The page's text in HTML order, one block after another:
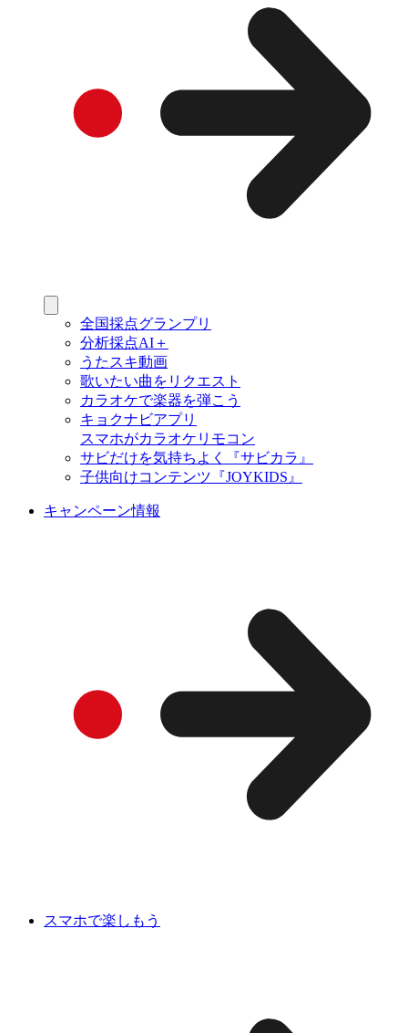
全国採点グランプリ
分析採点AI＋
うたスキ動画
歌いたい曲をリクエスト
カラオケで楽器を弾こう
キョクナビアプリ
スマホがカラオケリモコン
サビだけを気持ちよく『サビカラ』
子供向けコンテンツ『JOYKIDS』
キャンペーン情報
スマホで楽しもう